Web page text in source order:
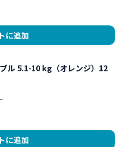
に追加
ル 5.1-10 kg（オレンジ）12
に追加